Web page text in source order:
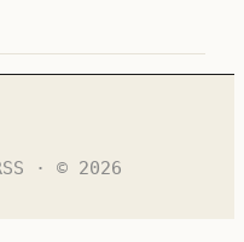
· © 2026